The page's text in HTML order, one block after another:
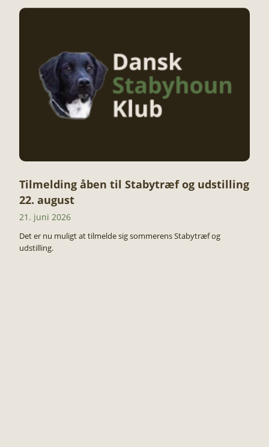
Tilmelding åben til Stabytræf og udstilling
22. august
21. juni 2026
Det er nu muligt at tilmelde sig sommerens Stabytræf og
udstilling.